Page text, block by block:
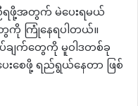
အတွက် မဲပေးရမယ်
ကို ကြုံနေရပါတယ်။
ျက်တွေကို မူဝါဒတစ်ခု
းစေဖို့ ရည်ရွယ်နေတာ ဖြစ်